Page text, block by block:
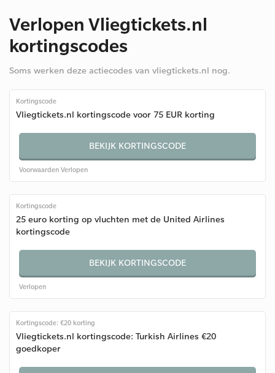
Verlopen Vliegtickets.nl
kortingscodes
Soms werken deze actiecodes van vliegtickets.nl nog.
Kortingscode
Vliegtickets.nl kortingscode voor 75 EUR korting
BEKIJK KORTINGSCODE
Voorwaarden Verlopen
Kortingscode
25 euro korting op vluchten met de United Airlines
kortingscode
BEKIJK KORTINGSCODE
Verlopen
Kortingscode: €20 korting
Vliegtickets.nl kortingscode: Turkish Airlines €20
goedkoper